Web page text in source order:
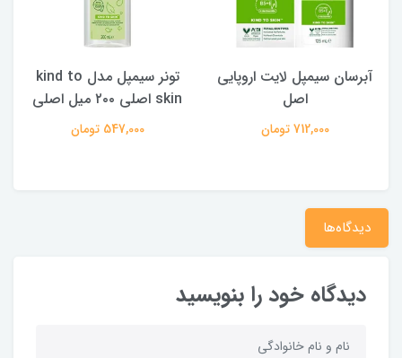
آبرسان سیمپل لایت اروپایی
اصل
712,000 تومان
تونر سیمپل مدل kind to
skin اصلی ۲۰۰ میل اصلی
547,000 تومان
دیدگاه‌ها
دیدگاه خود را بنویسید